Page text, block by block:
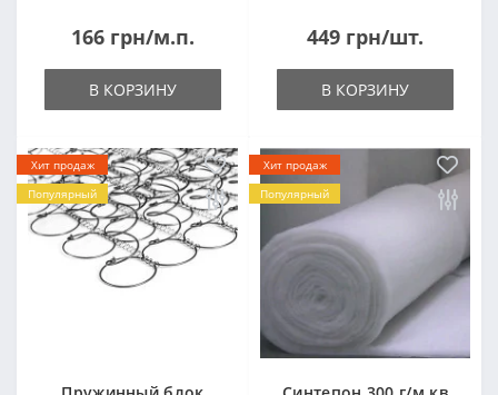
166 грн/м.п.
В КОРЗИНУ
(1000x2000мм)
449 грн/шт.
В КОРЗИНУ
Хит продаж
Популярный
Хит продаж
Популярный